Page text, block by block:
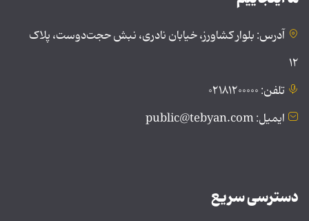
آدرس: بلوار کشاورز، خیابان نادری، نبش حجت‌دوست، پلاک
۱۲
تلفن: ۰۲۱۸۱۲۰۰۰۰۰
ایمیل: public@tebyan.com
دسترسی سریع